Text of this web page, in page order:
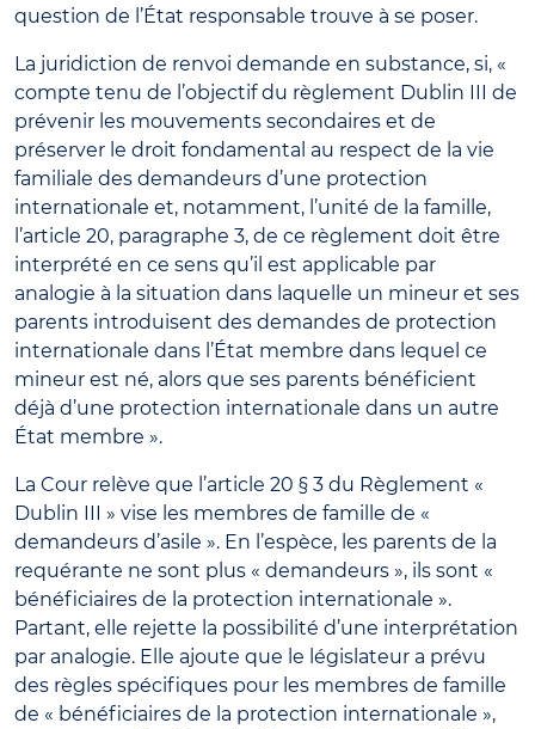
question de l’État responsable trouve à se poser.
La juridiction de renvoi demande en substance, si, «
compte tenu de l’objectif du règlement Dublin III de
prévenir les mouvements secondaires et de
préserver le droit fondamental au respect de la vie
familiale des demandeurs d’une protection
internationale et, notamment, l’unité de la famille,
l’article 20, paragraphe 3, de ce règlement doit être
interprété en ce sens qu’il est applicable par
analogie à la situation dans laquelle un mineur et ses
parents introduisent des demandes de protection
internationale dans l’État membre dans lequel ce
mineur est né, alors que ses parents bénéficient
déjà d’une protection internationale dans un autre
État membre ».
La Cour relève que l’article 20 § 3 du Règlement «
Dublin III » vise les membres de famille de «
demandeurs d’asile ». En l’espèce, les parents de la
requérante ne sont plus « demandeurs », ils sont «
bénéficiaires de la protection internationale ».
Partant, elle rejette la possibilité d’une interprétation
par analogie. Elle ajoute que le législateur a prévu
des règles spécifiques pour les membres de famille
de « bénéficiaires de la protection internationale »,